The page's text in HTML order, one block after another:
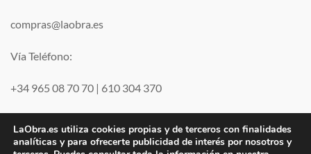
compras@laobra.es
Vía Teléfono:
+34 965 08 70 70 | 610 304 370
LaObra.es utiliza cookies propias y de terceros con finalidades
analíticas y para ofrecerte publicidad de interés por nosotros y